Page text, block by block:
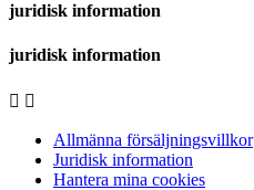
juridisk information
juridisk information
 
Allmänna försäljningsvillkor
Juridisk information
Hantera mina cookies